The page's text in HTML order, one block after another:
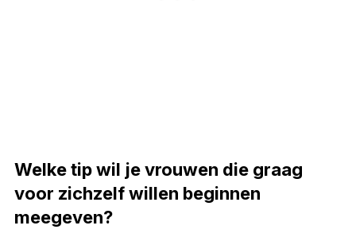
Welke tip wil je vrouwen die graag
voor zichzelf willen beginnen
meegeven?